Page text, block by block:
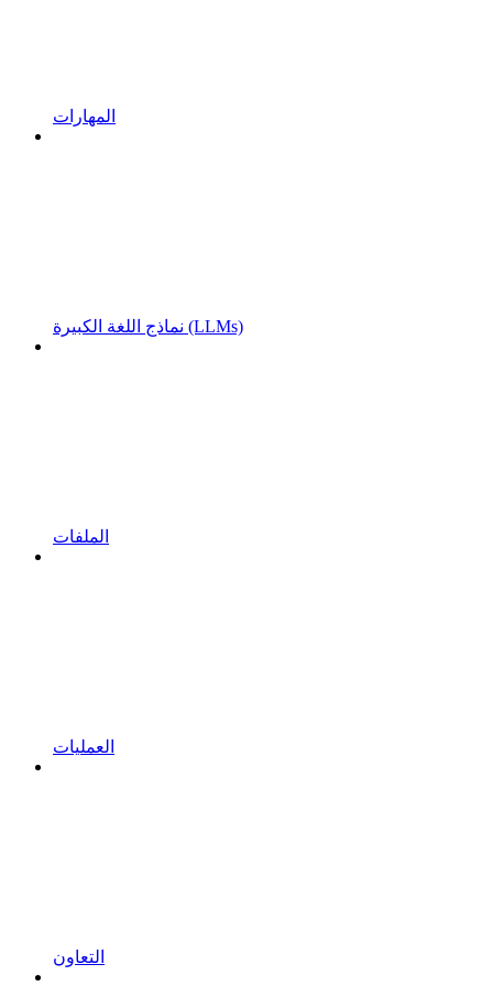
المهارات
نماذج اللغة الكبيرة (LLMs)
الملفات
العمليات
التعاون